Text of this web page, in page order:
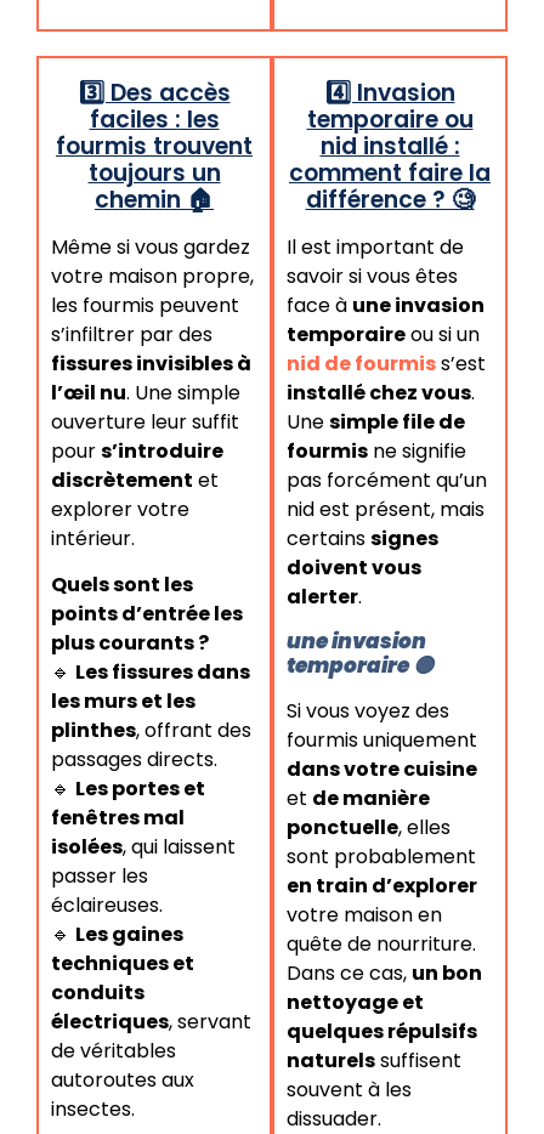
3️⃣ Des accès
faciles : les
fourmis trouvent
toujours un
chemin 🏠
Même si vous gardez
votre maison propre,
les fourmis peuvent
s’infiltrer par des
fissures invisibles à
l’œil nu. Une simple
ouverture leur suffit
pours’introduire
discrètement et
explorer votre
intérieur.
Quels sont les
points d’entrée les
plus courants ?
🔹 Les fissures dans
les murs et les
plinthes, offrant des
passages directs.
🔹 Les portes et
fenêtres mal
isolées, qui laissent
passer les
éclaireuses.
🔹 Les gaines
techniques et
conduits
électriques, servant
de véritables
autoroutes aux
insectes.
4️⃣ Invasion
temporaire ou
nid installé :
comment faire la
différence ? 🧐
Il est important de
savoir si vous êtes
face à une invasion
temporaireou si un
nid de fourmiss’est
installé chez vous.
Unesimple file de
fourmis ne signifie
pas forcément qu’un
nid est présent, mais
certainssignes
doivent vous
alerter.
une invasion
temporaire 🟡
Si vous voyez des
fourmis uniquement
dans votre cuisine
et de manière
ponctuelle, elles
sont probablement
en train d’explorer
votre maison en
quête de nourriture.
Dans ce cas, un bon
nettoyage et
quelques répulsifs
naturelssuffisent
souvent à les
dissuader.